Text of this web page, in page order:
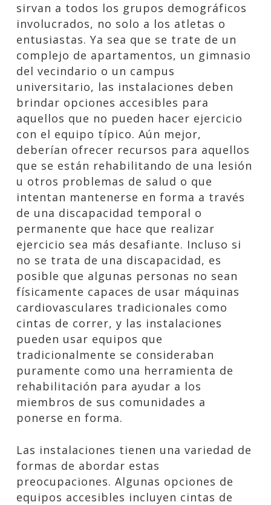
sirvan a todos los grupos demográficos
involucrados, no solo a los atletas o
entusiastas. Ya sea que se trate de un
complejo de apartamentos, un gimnasio
del vecindario o un campus
universitario, las instalaciones deben
brindar opciones accesibles para
aquellos que no pueden hacer ejercicio
con el equipo típico. Aún mejor,
deberían ofrecer recursos para aquellos
que se están rehabilitando de una lesión
u otros problemas de salud o que
intentan mantenerse en forma a través
de una discapacidad temporal o
permanente que hace que realizar
ejercicio sea más desafiante. Incluso si
no se trata de una discapacidad, es
posible que algunas personas no sean
físicamente capaces de usar máquinas
cardiovasculares tradicionales como
cintas de correr, y las instalaciones
pueden usar equipos que
tradicionalmente se consideraban
puramente como una herramienta de
rehabilitación para ayudar a los
miembros de sus comunidades a
ponerse en forma.
Las instalaciones tienen una variedad de
formas de abordar estas
preocupaciones. Algunas opciones de
equipos accesibles incluyen cintas de